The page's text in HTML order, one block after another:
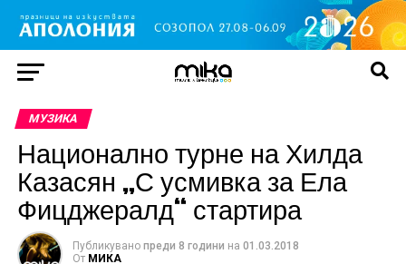
МУЗИКА
Национално турне на Хилда
Казасян „С усмивка за Ела
Фицджералд“ стартира
Публикувано преди 8 години на 01.03.2018
От МИКА